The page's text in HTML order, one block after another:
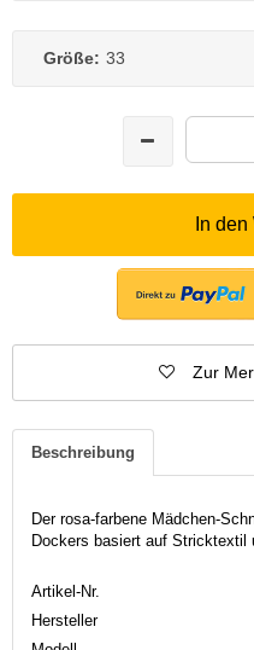
Größe: 33
In
Zur
Beschreibung
Der rosa-farbene Mädchen-
Dockers basiert auf Stricktextil
Artikel-Nr.
Hersteller